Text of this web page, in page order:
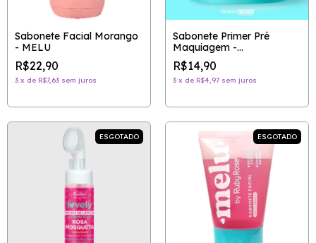
Sabonete Facial Morango
- MELU
R$22,90
3 x de R$7,63 sem juros
Sabonete Primer Pré
Maquiagem -
DERMACHEM
R$14,90
3 x de R$4,97 sem juros
ESGOTADO ESGOTADO